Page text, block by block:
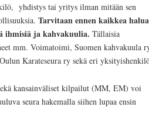
yhdistys tai yritys ilman mitään sen
Tarvitaan ennen kaikkea halua
ihmisiä ja kahvakuulia. Tällaisia
mm. Voimatoimi, Suomen kahvakuula
Karateseura ry sekä eri
kansainväliset kilpailut (MM, EM) voi
seura hakemalla siihen lupaa ensin